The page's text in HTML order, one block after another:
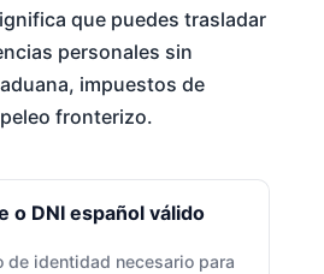
que puedes trasladar
personales sin
impuestos de
fronterizo.
o DNI español válido
de identidad necesario para